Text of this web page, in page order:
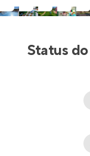
Status do